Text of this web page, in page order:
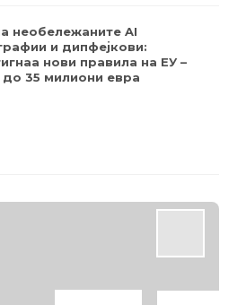
необележаните AI
и дипфејкови:
нови правила на ЕУ –
до 35 милиони евра